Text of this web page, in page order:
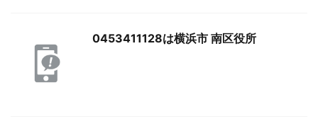
0453411128は横浜市 南区役所